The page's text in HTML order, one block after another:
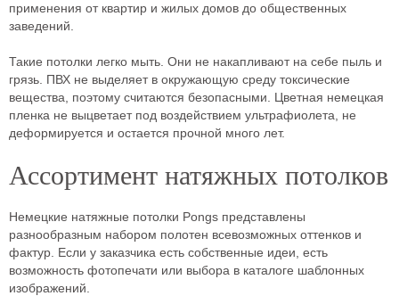
применения от квартир и жилых домов до общественных
заведений.
Такие потолки легко мыть. Они не накапливают на себе пыль и
грязь. ПВХ не выделяет в окружающую среду токсические
вещества, поэтому считаются безопасными. Цветная немецкая
пленка не выцветает под воздействием ультрафиолета, не
деформируется и остается прочной много лет.
Ассортимент натяжных потолков
Немецкие натяжные потолки Pongs представлены
разнообразным набором полотен всевозможных оттенков и
фактур. Если у заказчика есть собственные идеи, есть
возможность фотопечати или выбора в каталоге шаблонных
изображений.